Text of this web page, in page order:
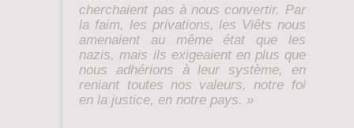
cherchaient pas à nous convertir. Par
la faim, les privations, les Viêts nous
amenaient au même état que les
nazis, mais ils exigeaient en plus que
nous adhérions à leur système, en
reniant toutes nos valeurs, notre foi
en la justice, en notre pays. »